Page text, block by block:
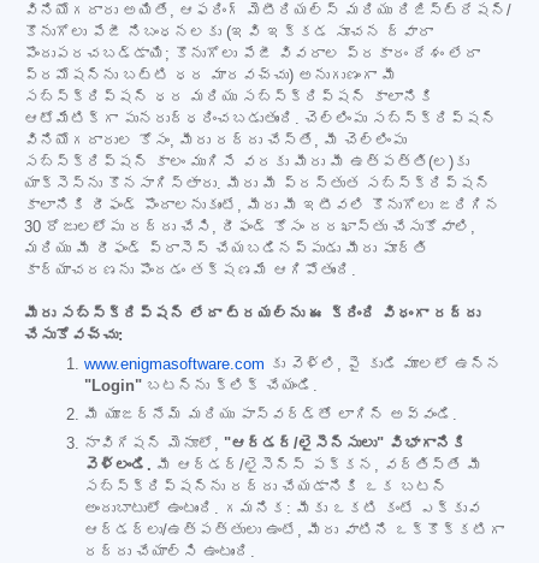
వినియోగదారు అయితే, ఆఫరింగ్ మెటీరియల్స్ మరియు రిజిస్ట్రేషన్/
కొనుగోలు పేజీ నిబంధనలకు (ఇవి ఇక్కడ సూచన ద్వారా
పొందుపరచబడ్డాయి; కొనుగోలు పేజీ వివరాల ప్రకారం దేశం లేదా
ప్రమోషన్‌ను బట్టి ధర మారవచ్చు) అనుగుణంగా మీ
సబ్‌స్క్రిప్షన్ ధర మరియు సబ్‌స్క్రిప్షన్ కాలానికి
ఆటోమేటిక్‌గా పునరుద్ధరించబడుతుంది. చెల్లింపు సబ్‌స్క్రిప్షన్
వినియోగదారుల కోసం, మీరు రద్దు చేస్తే, మీ చెల్లింపు
సబ్‌స్క్రిప్షన్ కాలం ముగిసే వరకు మీరు మీ ఉత్పత్తి(ల)కు
యాక్సెస్‌ను కొనసాగిస్తారు. మీరు మీ ప్రస్తుత సబ్‌స్క్రిప్షన్
కాలానికి రీఫండ్ పొందాలనుకుంటే, మీరు మీ ఇటీవలి కొనుగోలు జరిగిన
30 రోజులలోపు రద్దు చేసి, రీఫండ్ కోసం దరఖాస్తు చేసుకోవాలి,
మరియు మీ రీఫండ్ ప్రాసెస్ చేయబడినప్పుడు మీరు పూర్తి
కార్యాచరణను పొందడం తక్షణమే ఆగిపోతుంది.
మీరు సబ్‌స్క్రిప్షన్ లేదా ట్రయల్‌ను ఈ క్రింది విధంగా రద్దు
చేసుకోవచ్చు:
www.enigmasoftware.com కు వెళ్లి, పై కుడి మూలలో ఉన్న
"Login" బటన్‌ను క్లిక్ చేయండి.
మీ యూజర్‌నేమ్ మరియు పాస్‌వర్డ్‌తో లాగిన్ అవ్వండి.
నావిగేషన్ మెనూలో, "ఆర్డర్/లైసెన్సులు" విభాగానికి
వెళ్లండి. మీ ఆర్డర్/లైసెన్స్ పక్కన, వర్తిస్తే మీ
సబ్‌స్క్రిప్షన్‌ను రద్దు చేయడానికి ఒక బటన్
అందుబాటులో ఉంటుంది. గమనిక: మీకు ఒకటి కంటే ఎక్కువ
ఆర్డర్‌లు/ఉత్పత్తులు ఉంటే, మీరు వాటిని ఒక్కొక్కటిగా
రద్దు చేయాల్సి ఉంటుంది.